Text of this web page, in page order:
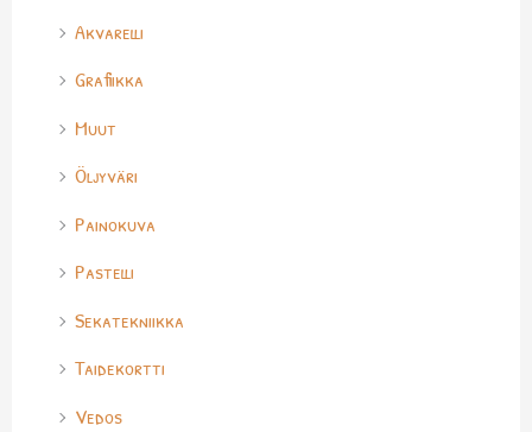
Akvarelli
Grafiikka
Muut
Öljyväri
Painokuva
Pastelli
Sekatekniikka
Taidekortti
Vedos